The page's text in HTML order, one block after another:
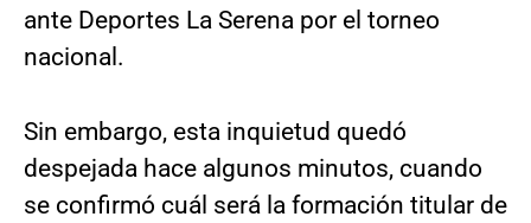
ante Deportes La Serena por el torneo
nacional.
Sin embargo, esta inquietud quedó
despejada hace algunos minutos, cuando
se confirmó cuál será la formación titular de